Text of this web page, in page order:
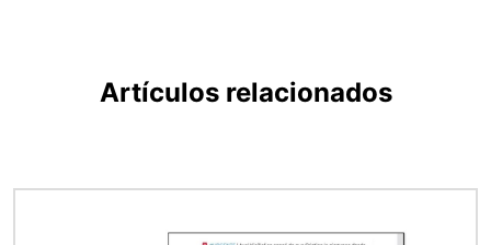
Artículos relacionados